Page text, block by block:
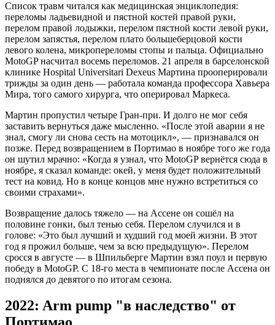
Список травм читался как медицинская энциклопедия:
переломы ладьевидной и пястной костей правой руки,
перелом правой лодыжки, перелом пястной кости левой руки,
перелом запястья, перелом плато большеберцовой кости
левого колена, микропереломы стопы и пальца. Официально
MotoGP насчитал восемь переломов. 21 апреля в барселонской
клинике Hospital Universitari Dexeus Мартина прооперировали
трижды за один день — работала команда профессора Хавьера
Мира, того самого хирурга, что оперировал Маркеса.
Мартин пропустил четыре Гран-при. И долго не мог себя
заставить вернуться даже мысленно. «После этой аварии я не
знал, смогу ли снова сесть на мотоцикл», — признавался он
позже. Перед возвращением в Портимао в ноябре того же года
он шутил мрачно: «Когда я узнал, что MotoGP вернётся сюда в
ноябре, я сказал команде: окей, у меня будет положительный
тест на ковид. Но в конце концов мне нужно встретиться со
своими страхами».
Возвращение далось тяжело — на Ассене он сошёл на
половине гонки, был тенью себя. Перелом случился и в
голове: «Это был лучший и худший год моей жизни. В этот
год я прожил больше, чем за всю предыдущую». Перелом
сросся в августе — в Шпильберге Мартин взял поул и первую
победу в MotoGP. С 18-го места в чемпионате после Ассена он
поднялся до девятого по итогам сезона.
2022: Arm pump "в наследство" от